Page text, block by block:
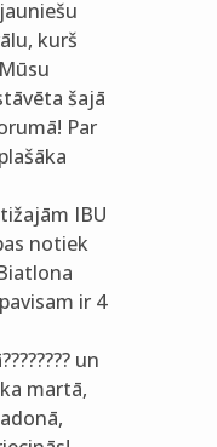
kurš
šajā
Par
IBU
notiek
ir 4
un
ka martā,